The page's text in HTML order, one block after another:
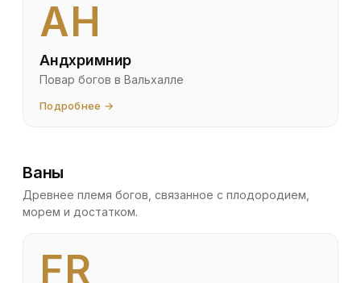
AH
Андхримнир
Повар богов в Вальхалле
Подробнее →
Ваны
Древнее племя богов, связанное с плодородием,
морем и достатком.
FR